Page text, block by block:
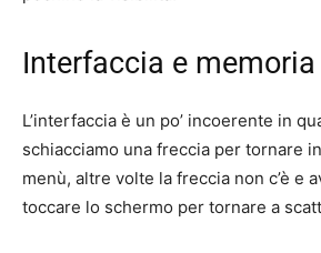
Interfaccia e memoria
L’interfaccia è un po’ incoerente in
schiacciamo una freccia per tornare
menù, altre volte la freccia non c’è e
toccare lo schermo per tornare a